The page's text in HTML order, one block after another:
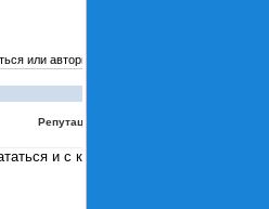
или авторизоваться
Репутация
и с кем?